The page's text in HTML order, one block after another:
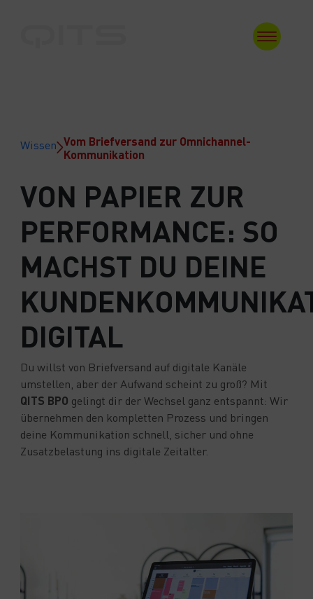
Wissen Vom Briefversand zur Omnichannel-
Kommunikation
VON PAPIER ZUR
PERFORMANCE: SO
MACHST DU DEINE
DIGITAL
Du willst von Briefversand auf digitale Kanäle
umstellen, aber der Aufwand scheint zu groß? Mit
QITS BPO gelingt dir der Wechsel ganz entspannt: Wir
übernehmen den kompletten Prozess und bringen
deine Kommunikation schnell, sicher und ohne
Zusatzbelastung ins digitale Zeitalter.